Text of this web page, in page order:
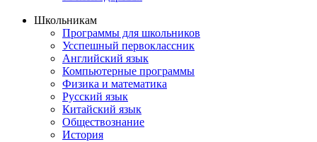
Школьникам
Программы для школьников
Усспешный первоклассник
Английский язык
Компьютерные программы
Физика и математика
Русский язык
Китайский язык
Обществознание
История